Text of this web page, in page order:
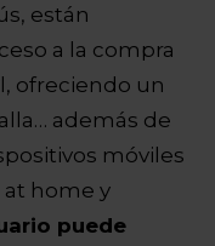
están
a la compra
ofreciendo un
además de
móviles
home y
puede